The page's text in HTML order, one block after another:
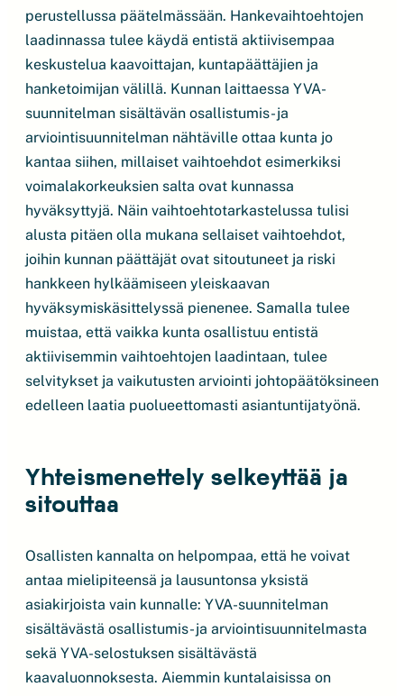
perustellussa päätelmässään. Hankevaihtoehtojen
laadinnassa tulee käydä entistä aktiivisempaa
keskustelua kaavoittajan, kuntapäättäjien ja
hanketoimijan välillä. Kunnan laittaessa YVA-
suunnitelman sisältävän osallistumis- ja
arviointisuunnitelman nähtäville ottaa kunta jo
kantaa siihen, millaiset vaihtoehdot esimerkiksi
voimalakorkeuksien salta ovat kunnassa
hyväksyttyjä. Näin vaihtoehtotarkastelussa tulisi
alusta pitäen olla mukana sellaiset vaihtoehdot,
joihin kunnan päättäjät ovat sitoutuneet ja riski
hankkeen hylkäämiseen yleiskaavan
hyväksymiskäsittelyssä pienenee. Samalla tulee
muistaa, että vaikka kunta osallistuu entistä
aktiivisemmin vaihtoehtojen laadintaan, tulee
selvitykset ja vaikutusten arviointi johtopäätöksineen
edelleen laatia puolueettomasti asiantuntijatyönä.
Yhteismenettely selkeyttää ja
sitouttaa
Osallisten kannalta on helpompaa, että he voivat
antaa mielipiteensä ja lausuntonsa yksistä
asiakirjoista vain kunnalle: YVA-suunnitelman
sisältävästä osallistumis- ja arviointisuunnitelmasta
sekä YVA-selostuksen sisältävästä
kaavaluonnoksesta. Aiemmin kuntalaisissa on